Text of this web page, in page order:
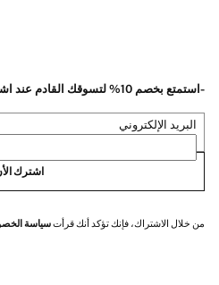
-استمتع بخصم 10% لتسوقك القادم عند اشتراكك في نشرتنا الاخبارية
البريد الإلكتروني
اشترك
من خلال الاشتراك، فإنك تؤكد أنك قرأتسياسة